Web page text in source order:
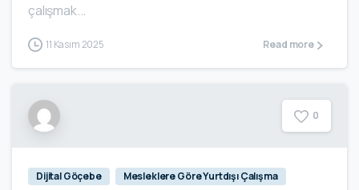
çalışmak...
11 Kasım 2025 Read more
0
Dijital Göçebe
Mesleklere Göre Yurtdışı Çalışma